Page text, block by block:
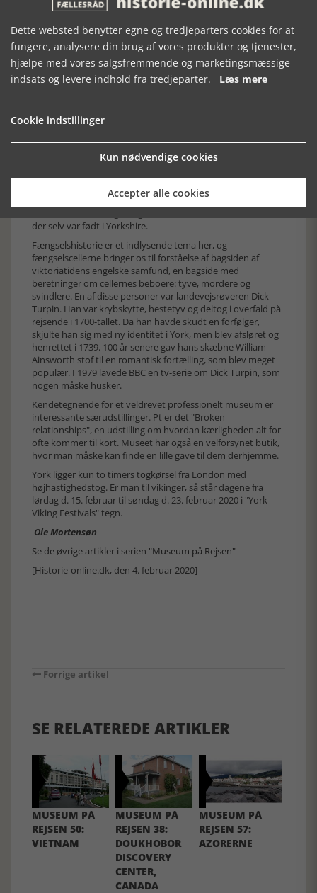
Museet dækker 400 år af byens historie, fra ca. år 1600 frem
historie er den engelske borgerkrig. York tog kongens parti i
opgøret med parlamentet i London. I 1642 gjorde kong
Charles den til sit hovedkvarter. Efter den kongelige hærs
nederlag blev York belejret og indtaget i 1644. Parlamentets
der selv var født i Yorkshire.
Fængselshistorie er et indlysende tema her, og
fængselscellerne bringer os til forståelse af bagsiden af
viktoriatidens engelske samfund, en bagside med
beretninger om cellernes beboere: tyve, mordere og
svindlere. En af disse personer var landevejsrøveren Dick
Turpin. Han var krybskytte, hestetyv og deltog i overfald på
rejsende i 1700-tallet. Da han havde skudt en forfølger,
skjulte han sig med ny identitet i York, men blev afsløret og
henrettet i 1739. 100 år senere gav hans skæbne William
Ainsworth stof til en romantisk fortælling, som blev meget
populær. I 1979 lavede BBC en tv-serie om Dick Turpin, som
nogen måske husker.
Kendetegnende for et veldrevet professionelt museum er
interessante særudstillinger. Pt er det "Broken
relationships", en udstilling om hvordan kærligheden alt for
ofte kommer til kort. Museet har også en velforsynet butik,
hvor man måske kan finde en lille gave til dem derhjemme.
York ligger kun to timers togkørsel fra London med
højhastighedstog. Er man til vikinger, så står dagene fra
lørdag d. 15. februar til søndag d. 23. februar 2020 i "York
Viking Festivals" tegn.
Ole Mortensøn
Se de øvrige artikler i serien "Museum på Rejsen"
[Historie-online.dk, den 4. februar 2020]
Forrige artikel
SE RELATEREDE ARTIKLER
MUSEUM PÅ
REJSEN 50:
VIETNAM
MUSEUM PÅ
REJSEN 38:
DOUKHOBOR
DISCOVERY
CENTER,
CANADA
MUSEUM PÅ
REJSEN 57:
AZORERNE
Dette websted benytter egne og tredjeparters cookies for at
fungere, analysere din brug af vores produkter og tjenester,
hjælpe med vores salgsfremmende og marketingsmæssige
indsats og levere indhold fra tredjeparter. Læs mere
Cookie indstillinger
Kun nødvendige cookies
Accepter alle cookies